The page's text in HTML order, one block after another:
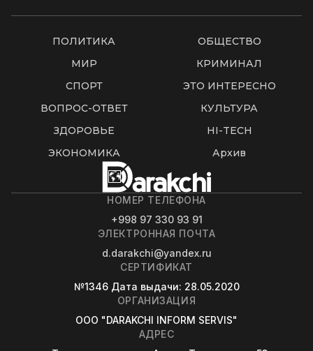
ПОЛИТИКА
ОБЩЕСТВО
МИР
КРИМИНАЛ
СПОРТ
ЭТО ИНТЕРЕСНО
ВОПРОС-ОТВЕТ
КУЛЬТУРА
ЗДОРОВЬЕ
HI-TECH
ЭКОНОМИКА
Архив
НОМЕР ТЕЛЕФОНА
+998 97 330 93 91
ЭЛЕКТРОННАЯ ПОЧТА
d.darakchi@yandex.ru
СЕРТИФИКАТ
№1346 Дата выдачи: 28.05.2020
ОРГАНИЗАЦИЯ
OOO "DARAKCHI INFORM SERVIS"
АДРЕС